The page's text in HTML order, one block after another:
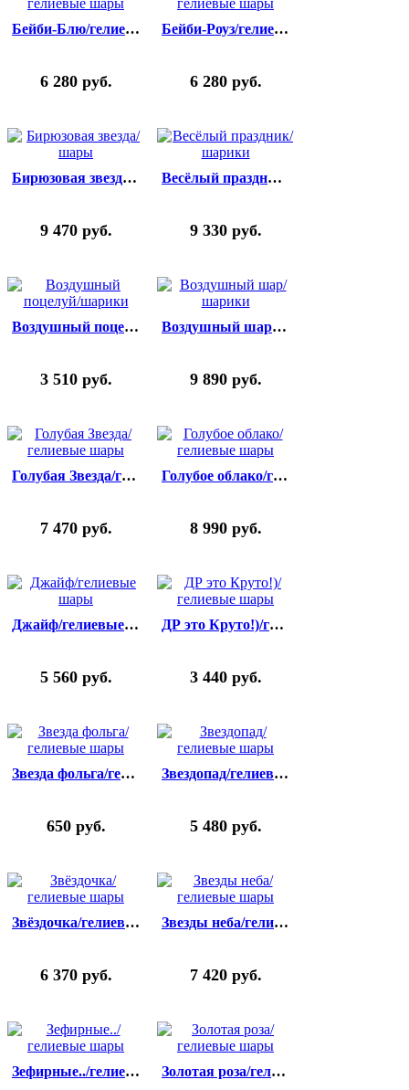
Бейби-Блю/гелиевые шары
6 280 руб.
Бейби-Роуз/гелиевые шары
6 280 руб.
Бирюзовая звезда/шары
9 470 руб.
Весёлый праздник/шарики
9 330 руб.
Воздушный поцелуй/шарики
3 510 руб.
Воздушный шар/шарики
9 890 руб.
Голубая Звезда/гелиевые шары
7 470 руб.
Голубое облако/гелиевые шары
8 990 руб.
Джайф/гелиевые шары
5 560 руб.
ДР это Круто!)/гелиевые шары
3 440 руб.
Звезда фольга/гелиевые шары
650 руб.
Звездопад/гелиевые шары
5 480 руб.
Звёздочка/гелиевые шары
6 370 руб.
Звезды неба/гелиевые шары
7 420 руб.
Зефирные../гелиевые шары Золотая роза/гелиевые шары